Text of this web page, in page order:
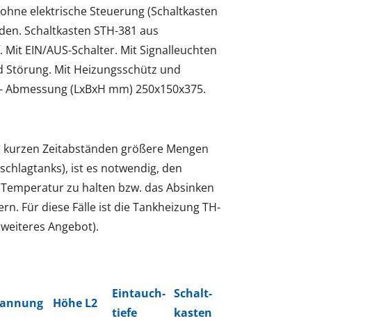
elektrische Steuerung (Schaltkasten
Schaltkasten STH-381 aus
EIN/AUS-Schalter. Mit Signalleuchten
Mit Heizungsschütz und
(LxBxH mm) 250x150x375.
Zeitabständen größere Mengen
ist es notwendig, den
zu halten bzw. das Absinken
Für diese Fälle ist die Tankheizung TH-
Angebot).
Höhe L2
Eintauch­
tiefe
Schalt­
kasten